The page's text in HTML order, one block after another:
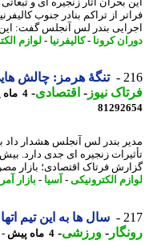
از تراکم بنادر جنوب کالیفرنیا
بندر لس آنجلس گفت: این
کرونا- کالیفرنیا- لوازم
تنگهٔ هرمز: چالش هایی
نیوز-اقتصادی-4 ماه پیش - یکشنبه 30 فروردین 1405، 21:15
بندر لس آنجلس هشدار داد
فرتاک اقتصادی؛ بازار مصرف
الکترونیکی-آسیا -بازار آمریکا-
سال ها به این تیم
-ورزشی-4 ماه پیش - یکشنبه 30 فروردین 1405، 16:07